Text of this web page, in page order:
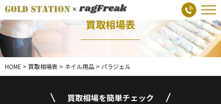
買取相場表
HOME > 買取相場表 > ネイル用品 > パラジェル
買取相場を簡単チェック